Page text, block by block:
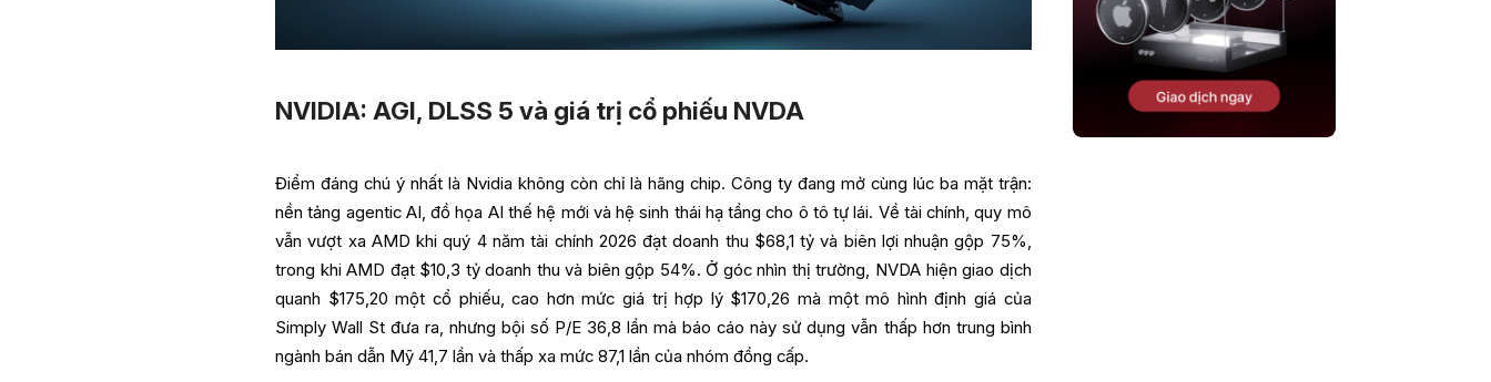
NVIDIA: AGI, DLSS 5 và giá trị cổ phiếu NVDA
Điểm đáng chú ý nhất là Nvidia không còn chỉ là hãng chip. Công ty đang mở cùng lúc ba mặt trận:
nền tảng agentic AI, đồ họa AI thế hệ mới và hệ sinh thái hạ tầng cho ô tô tự lái. Về tài chính, quy mô
vẫn vượt xa AMD khi quý 4 năm tài chính 2026 đạt doanh thu $68,1 tỷ và biên lợi nhuận gộp 75%,
trong khi AMD đạt $10,3 tỷ doanh thu và biên gộp 54%. Ở góc nhìn thị trường, NVDA hiện giao dịch
quanh $175,20 một cổ phiếu, cao hơn mức giá trị hợp lý $170,26 mà một mô hình định giá của
Simply Wall St đưa ra, nhưng bội số P/E 36,8 lần mà báo cáo này sử dụng vẫn thấp hơn trung bình
ngành bán dẫn Mỹ 41,7 lần và thấp xa mức 87,1 lần của nhóm đồng cấp.